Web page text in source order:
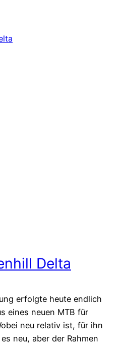
Delta
erfolgte heute endlich
eines neuen MTB für
neu relativ ist, für ihn
neu, aber der Rahmen